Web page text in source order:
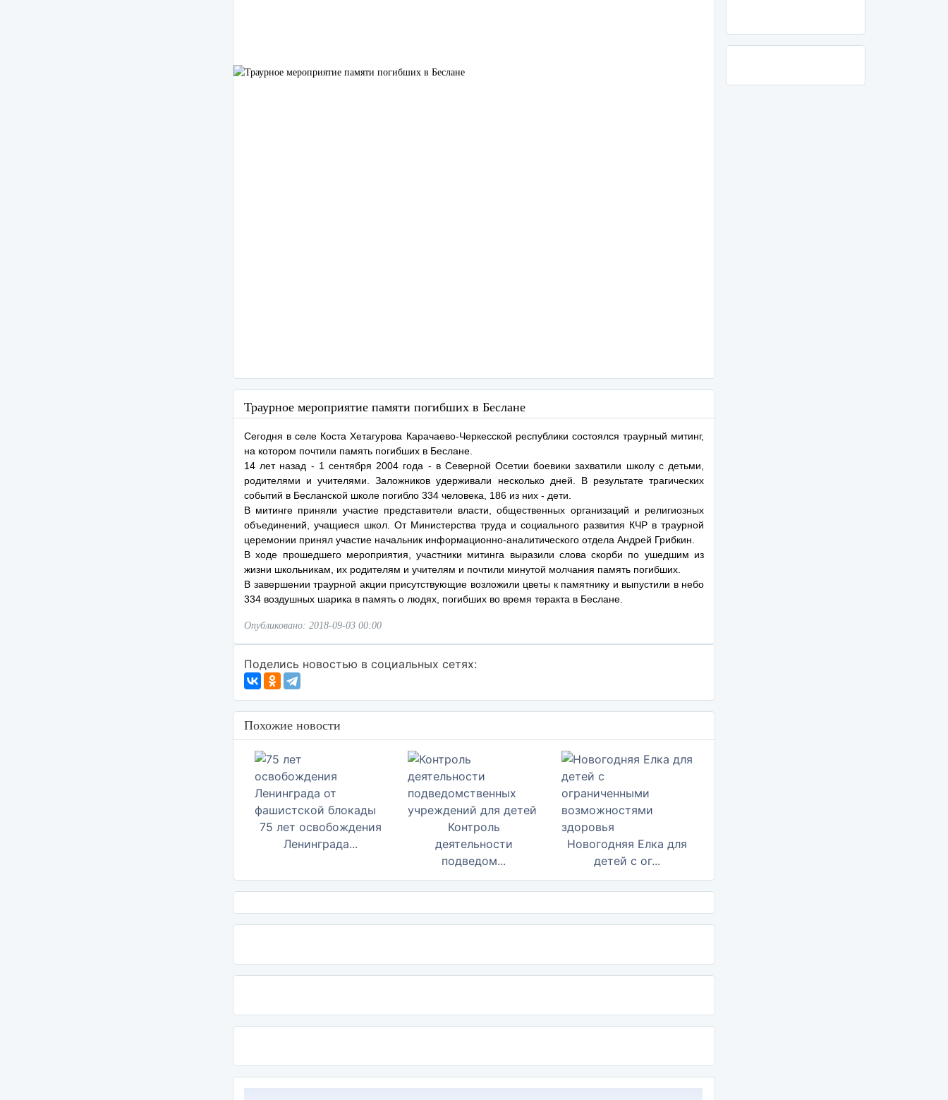
Траурное мероприятие памяти погибших в Беслане
Сегодня в селе Коста Хетагурова Карачаево-Черкесской республики состоялся траурный митинг,
на котором почтили память погибших в Беслане.
14 лет назад - 1 сентября 2004 года - в Северной Осетии боевики захватили школу с детьми,
родителями и учителями. Заложников удерживали несколько дней. В результате трагических
событий в Бесланской школе погибло 334 человека, 186 из них - дети.
В митинге приняли участие представители власти, общественных организаций и религиозных
объединений, учащиеся школ. От Министерства труда и социального развития КЧР в траурной
церемонии принял участие начальник информационно-аналитического отдела Андрей Грибкин.
В ходе прошедшего мероприятия, участники митинга выразили слова скорби по ушедшим из
жизни школьникам, их родителям и учителям и почтили минутой молчания память погибших.
В завершении траурной акции присутствующие возложили цветы к памятнику и выпустили в небо
334 воздушных шарика в память о людях, погибших во время теракта в Беслане.
Опубликовано: 2018-09-03 00:00
Поделись новостью в социальных сетях:
Похожие новости
75 лет освобождения
Ленинграда...
Контроль
деятельности
подведом...
Новогодняя Елка для
детей с ог...